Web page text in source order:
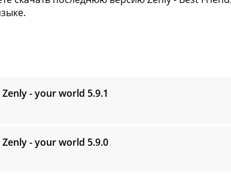
- your world 5.9.1
- your world 5.9.0